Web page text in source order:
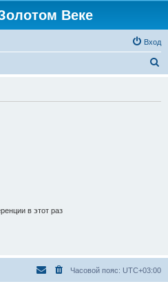
Веке
Вход
в этот раз
Часовой пояс: UTC+03:00